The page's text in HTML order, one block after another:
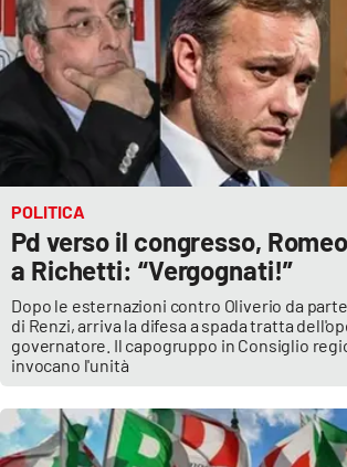
POLITICA
Pd verso il congresso,
a Richetti: “Vergognati!”
Dopo le esternazioni contro Oliverio da
di Renzi, arriva la difesa a spada tratta
governatore. Il capogruppo in Consiglio
invocano l'unità